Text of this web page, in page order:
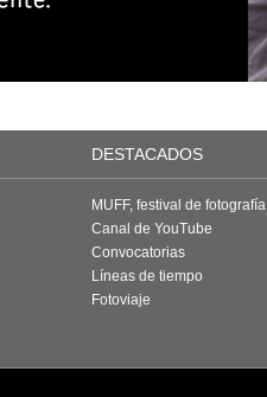
DESTACADOS
MUFF, festival de fotografía
Canal de YouTube
Convocatorias
Líneas de tiempo
Fotoviaje